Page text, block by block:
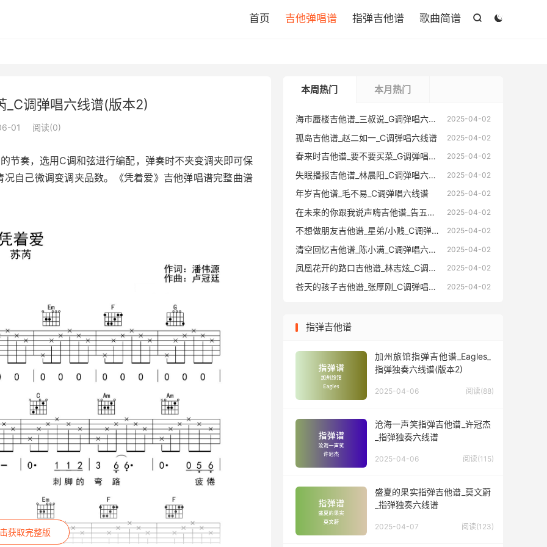


首页 吉他弹唱谱 指弹吉他谱 歌曲简谱
_C调弹唱六线谱(版本2)
01 阅读(0)
节奏，选用C调和弦进行编配，弹奏时不夹变调夹即可保
自己微调变调夹品数。《凭着爱》吉他弹唱谱完整曲谱
获取完整版
本周热门 本月热门
2025-04-02
海市蜃楼吉他谱_三叔说_G调弹唱六线谱
2025-04-02
孤岛吉他谱_赵二如一_C调弹唱六线谱
2025-04-02
春来时吉他谱_要不要买菜_G调弹唱六线谱
2025-04-02
失眠播报吉他谱_林晨阳_C调弹唱六线谱
2025-04-02
年岁吉他谱_毛不易_C调弹唱六线谱
2025-04-02
在未来的你跟我说声嗨吉他谱_告五人_C调弹唱六线谱
2025-04-02
不想做朋友吉他谱_星弟/小贱_C调弹唱六线谱
2025-04-02
清空回忆吉他谱_陈小满_C调弹唱六线谱
2025-04-02
凤凰花开的路口吉他谱_林志炫_C调弹唱六线谱
2025-04-02
苍天的孩子吉他谱_张厚刚_C调弹唱六线谱
指弹吉他谱
加州旅馆指弹吉他谱_Eagles_
指弹独奏六线谱(版本2)
2025-04-06 阅读(88)
沧海一声笑指弹吉他谱_许冠杰
_指弹独奏六线谱
2025-04-06 阅读(115)
盛夏的果实指弹吉他谱_莫文蔚
_指弹独奏六线谱
2025-04-07 阅读(123)